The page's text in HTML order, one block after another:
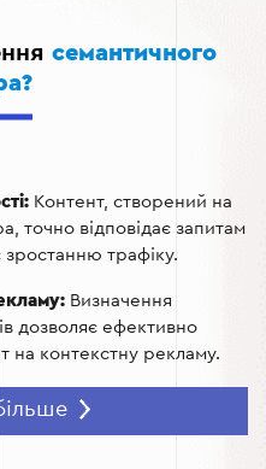
потреб користувачів
семантичного
Контент, створений на
точно відповідає запитам
трафіку.
Визначення
дозволяє ефективно
на контекстну рекламу.
слова, орієнтовані